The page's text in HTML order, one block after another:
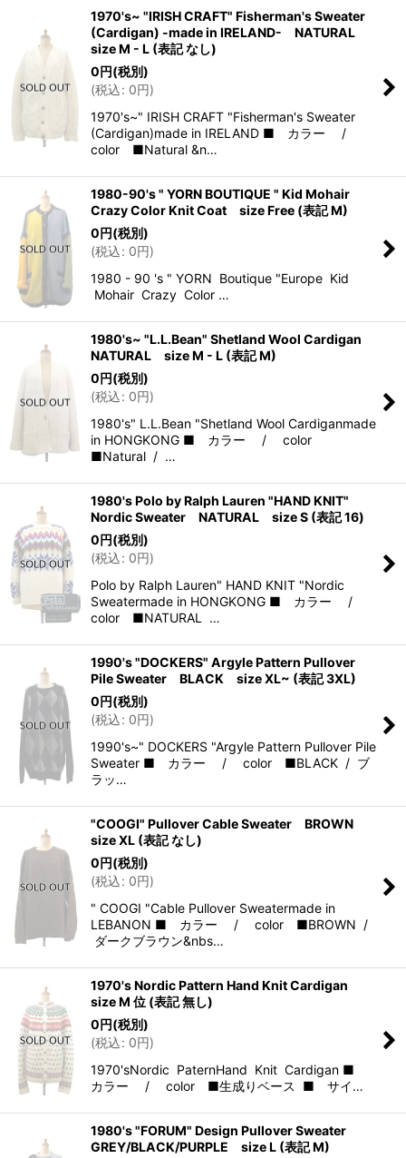
1970's~ "IRISH CRAFT" Fisherman's Sweater
(Cardigan) -made in IRELAND- NATURAL
size M - L (表記 なし)
0円(税別)
(税込: 0円)
1970's~" IRISH CRAFT "Fisherman's Sweater
(Cardigan)made in IRELAND ■ カラー /
color ■Natural &n…
1980-90's " YORN BOUTIQUE " Kid Mohair
Crazy Color Knit Coat size Free (表記 M)
0円(税別)
(税込: 0円)
1980 - 90 's " YORN Boutique "Europe Kid
Mohair Crazy Color …
1980's~ "L.L.Bean" Shetland Wool Cardigan
NATURAL size M - L (表記 M)
0円(税別)
(税込: 0円)
1980's" L.L.Bean "Shetland Wool Cardiganmade
in HONGKONG ■ カラー / color
■Natural / …
1980's Polo by Ralph Lauren "HAND KNIT"
Nordic Sweater NATURAL size S (表記 16)
0円(税別)
(税込: 0円)
Polo by Ralph Lauren" HAND KNIT "Nordic
Sweatermade in HONGKONG ■ カラー /
color ■NATURAL …
1990's "DOCKERS" Argyle Pattern Pullover
Pile Sweater BLACK size XL~ (表記 3XL)
0円(税別)
(税込: 0円)
1990's~" DOCKERS "Argyle Pattern Pullover Pile
Sweater ■ カラー / color ■BLACK / ブ
ラッ…
"COOGI" Pullover Cable Sweater BROWN
size XL (表記 なし)
0円(税別)
(税込: 0円)
" COOGI "Cable Pullover Sweatermade in
LEBANON ■ カラー / color ■BROWN /
ダークブラウン&nbs…
1970's Nordic Pattern Hand Knit Cardigan
size M 位 (表記 無し)
0円(税別)
(税込: 0円)
1970'sNordic PaternHand Knit Cardigan ■
カラー / color ■生成りベース ■ サイ…
1980's "FORUM" Design Pullover Sweater
GREY/BLACK/PURPLE size L (表記 M)